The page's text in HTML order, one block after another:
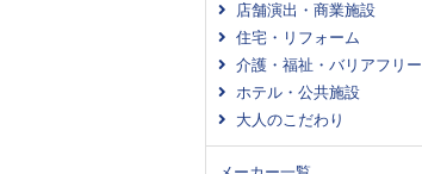
店舗演出・商業施設
住宅・リフォーム
介護・福祉・バリアフリー
ホテル・公共施設
大人のこだわり